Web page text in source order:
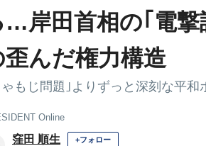
…岸田首相の｢電撃
歪んだ権力構造
ゃもじ問題｣よりずっと深刻な平和
Online
窪田 順生 +フォロー